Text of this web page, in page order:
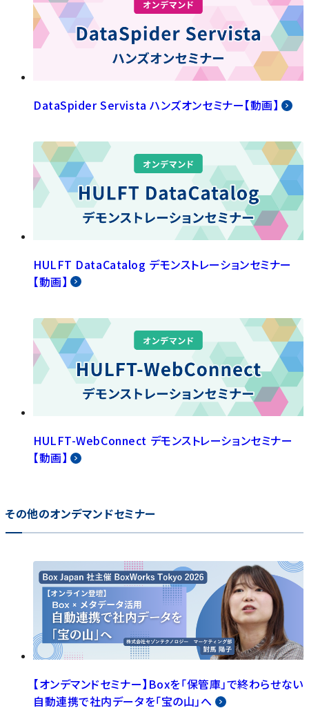
DataSpider Servista ハンズオンセミナー【動画】
HULFT DataCatalog デモンストレーションセミナー
【動画】
HULFT-WebConnect デモンストレーションセミナー
【動画】
その他のオンデマンドセミナー
【オンデマンドセミナー】Boxを「保管庫」で終わらせない
自動連携で社内データを「宝の山」へ